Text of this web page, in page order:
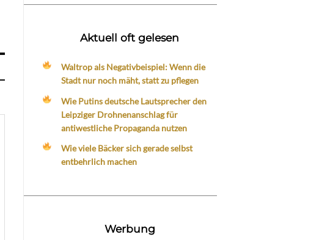
Aktuell oft gelesen
Waltrop als Negativbeispiel: Wenn die
Stadt nur noch mäht, statt zu pflegen
Wie Putins deutsche Lautsprecher den
Leipziger Drohnenanschlag für
antiwestliche Propaganda nutzen
Wie viele Bäcker sich gerade selbst
entbehrlich machen
Werbung